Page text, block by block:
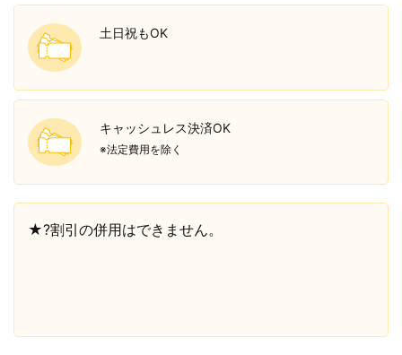
土日祝もOK
キャッシュレス決済OK
※法定費用を除く
★?割引の併用はできません。